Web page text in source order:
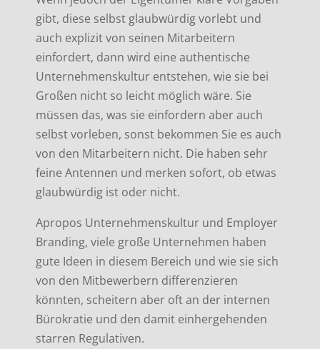
gibt, diese selbst glaubwürdig vorlebt und
auch explizit von seinen Mitarbeitern
einfordert, dann wird eine authentische
Unternehmenskultur entstehen, wie sie bei
Großen nicht so leicht möglich wäre. Sie
müssen das, was sie einfordern aber auch
selbst vorleben, sonst bekommen Sie es auch
von den Mitarbeitern nicht. Die haben sehr
feine Antennen und merken sofort, ob etwas
glaubwürdig ist oder nicht.
Apropos Unternehmenskultur und Employer
Branding, viele große Unternehmen haben
gute Ideen in diesem Bereich und wie sie sich
von den Mitbewerbern differenzieren
könnten, scheitern aber oft an der internen
Bürokratie und den damit einhergehenden
starren Regulativen.